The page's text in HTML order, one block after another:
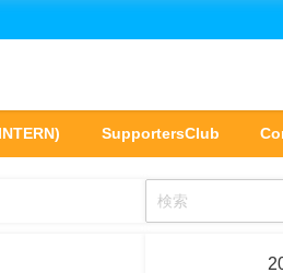
SupportersClub